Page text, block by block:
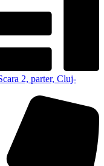
2, parter, Cluj-